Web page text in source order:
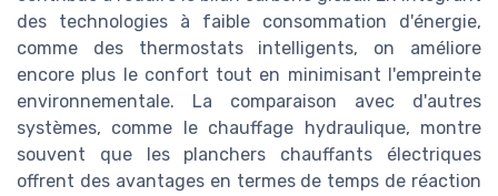
des technologies à faible consommation d'énergie,
comme des thermostats intelligents, on améliore
encore plus le confort tout en minimisant l'empreinte
environnementale. La comparaison avec d'autres
systèmes, comme le chauffage hydraulique, montre
souvent que les planchers chauffants électriques
offrent des avantages en termes de temps de réaction